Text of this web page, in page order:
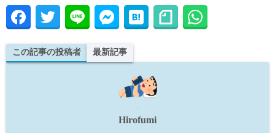
この記事の投稿者 最新記事
Hirofumi